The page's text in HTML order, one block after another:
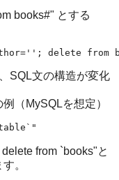
books#" とする
author=''; delete from
SQL文の構造が変化
（MySQLを想定）
from `books"と
。